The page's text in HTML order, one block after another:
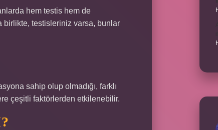
hem testis hem de
birlikte, testisleriniz varsa, bunlar
sahip olup olmadığı, farklı
çeşitli faktörlerden etkilenebilir.